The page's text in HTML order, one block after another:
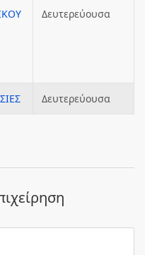
Δευτερεύουσα
Δευτερεύουσα